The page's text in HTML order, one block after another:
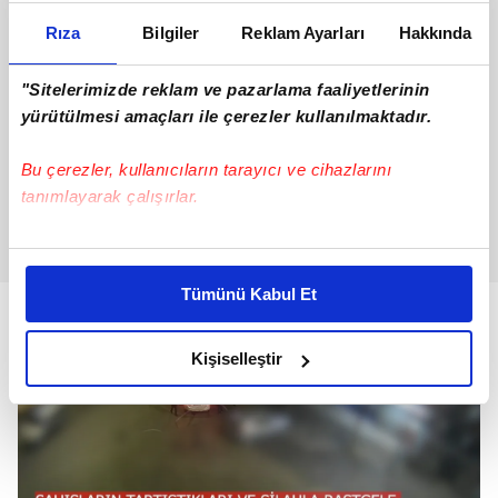
Rıza Bilgiler Reklam Ayarları Hakkında
"Sitelerimizde reklam ve pazarlama faaliyetlerinin
yürütülmesi amaçları ile çerezler kullanılmaktadır.
Bu çerezler, kullanıcıların tarayıcı ve cihazlarını
tanımlayarak çalışırlar.
Bu çerezlere izin vermeniz halinde sizlere özel
daha iyi reklam deneyimi yaşatabiliriz. Bunu yaparken
amacımızın size daha iyi bir reklam deneyimi sunmak
olduğunu ve sizlere en iyi içerikleri sunabilmek adına
elimizden gelen çabayı gösterdiğimizi ve bu noktada,
reklamların maliyetlerimizi karşılamak noktasında tek gelir
kalemimiz olduğunu sizlere hatırlatmak isteriz.
Her halükârda, kullanıcılar, bu çerezlere izin vermedikleri
Tümünü Kabul Et
Kişiselleştir